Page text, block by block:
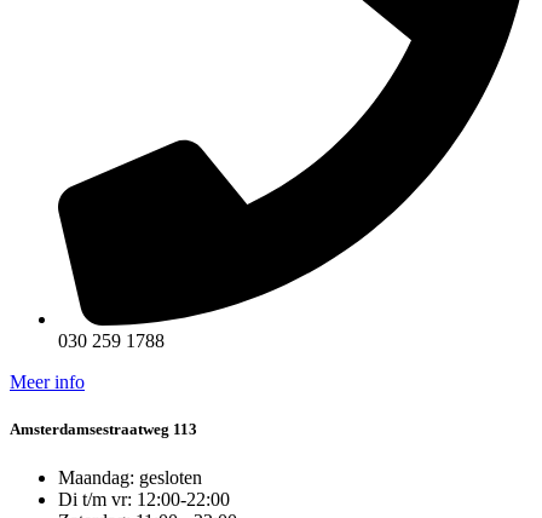
030 259 1788
Meer info
Amsterdamsestraatweg 113
Maandag: gesloten
Di t/m vr: 12:00-22:00